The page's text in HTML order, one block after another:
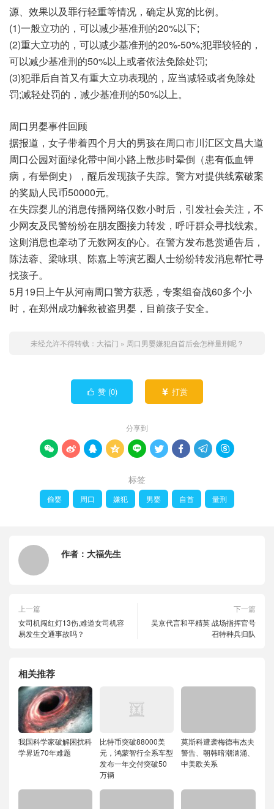
源、效果以及罪行轻重等情况，确定从宽的比例。
(1)一般立功的，可以减少基准刑的20%以下;
(2)重大立功的，可以减少基准刑的20%-50%;犯罪较轻的，
可以减少基准刑的50%以上或者依法免除处罚;
(3)犯罪后自首又有重大立功表现的，应当减轻或者免除处
罚;减轻处罚的，减少基准刑的50%以上。
周口男婴事件回顾
据报道，女子带着四个月大的男孩在周口市川汇区文昌大道
周口公园对面绿化带中间小路上散步时晕倒（患有低血钾
病，有晕倒史），醒后发现孩子失踪。警方对提供线索破案
的奖励人民币50000元。
在失踪婴儿的消息传播网络仅数小时后，引发社会关注，不
少网友及民警纷纷在朋友圈接力转发，呼吁群众寻找线索。
这则消息也牵动了无数网友的心。在警方发布悬赏通告后，
陈法蓉、梁咏琪、陈嘉上等演艺圈人士纷纷转发消息帮忙寻
找孩子。
5月19日上午从河南周口警方获悉，专案组奋战60多个小
时，在郑州成功解救被盗男婴，目前孩子安全。
未经允许不得转载： 大福门 » 周口男婴嫌犯自首后会怎样量刑呢？
 赞 (0)  打赏
分享到
        
标签
偷婴 周口 嫌犯 男婴 自首 量刑
作者： 大福先生
上一篇
女司机闯红灯13伤,难道女司机容
易发生交通事故吗？
下一篇
吴京代言和平精英 战场指挥官号
召特种兵归队
相关推荐
我国科学家破解困扰科
学界近70年难题
比特币突破88000美
元，鸿蒙智行全系车型
发布一年交付突破50
万辆
莫斯科遭袭梅德韦杰夫
警告、朝韩暗潮汹涌、
中美欧关系